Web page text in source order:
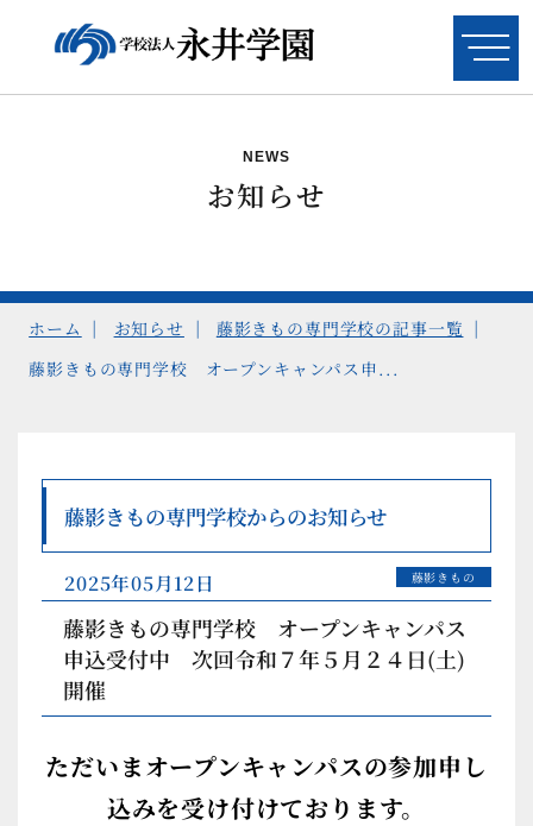
ITリテラシー科
（留学生）
医療秘書科
医療事務コース
ビジネス日本語学科
（留学生）
藤影きもの専門学校
NEWS
お知らせ
ホーム お知らせ
藤影きもの専門学校の記事一覧
藤影きもの専門学校 オープンキャンパス申...
藤影きもの専門学校からのお知らせ
2025年05月12日 藤影きもの
藤影きもの専門学校 オープンキャンパス
申込受付中 次回令和７年５月２４日(土)
開催
ただいまオープンキャンパスの参加申し
込みを受け付けております。